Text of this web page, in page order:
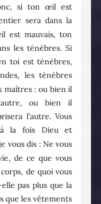
si ton œil est
sera dans la
est mauvais, ton
les ténèbres. Si
toi est ténèbres,
les ténèbres
maîtres : ou bien il
ou bien il
l’autre. Vous
la fois Dieu et
vous dis : Ne vous
de ce que vous
de quoi vous
pas plus que la
que les vêtements